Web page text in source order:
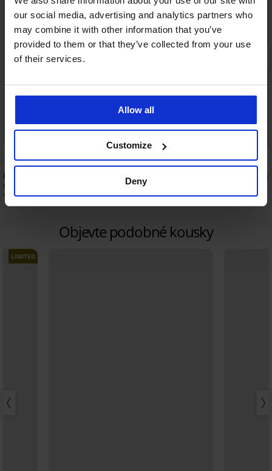
our social media, advertising and analytics partners who
may combine it with other information that you’ve
provided to them or that they’ve collected from your use
of their services.
Allow all
Customize
Deny
5
Pánské bavlněné pyžamo MEN-A Karlos
s krátkými nohavicemi
1 099 Kč
Pánské bavlněné
1 099 Kč
Objevte podobné kousky
LIMITED